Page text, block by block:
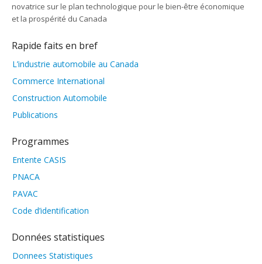
novatrice sur le plan technologique pour le bien-être économique
et la prospérité du Canada
Rapide faits en bref
L’industrie automobile au Canada
Commerce International
Construction Automobile
Publications
Programmes
Entente CASIS
PNACA
PAVAC
Code d’identification
Données statistiques
Donnees Statistiques